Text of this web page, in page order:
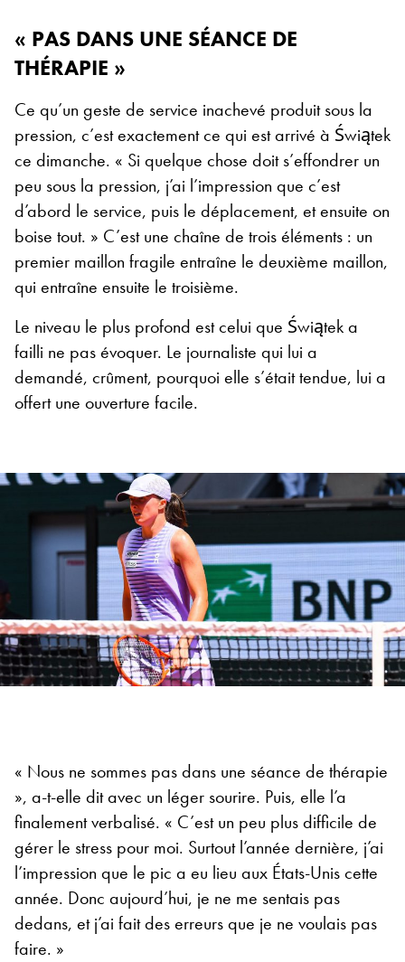
« PAS DANS UNE SÉANCE DE
THÉRAPIE »
Ce qu’un geste de service inachevé produit sous la
pression, c’est exactement ce qui est arrivé à Świątek
ce dimanche. « Si quelque chose doit s’effondrer un
peu sous la pression, j’ai l’impression que c’est
d’abord le service, puis le déplacement, et ensuite on
boise tout. » C’est une chaîne de trois éléments : un
premier maillon fragile entraîne le deuxième maillon,
qui entraîne ensuite le troisième.
Le niveau le plus profond est celui que Świątek a
failli ne pas évoquer. Le journaliste qui lui a
demandé, crûment, pourquoi elle s’était tendue, lui a
offert une ouverture facile.
« Nous ne sommes pas dans une séance de thérapie
», a-t-elle dit avec un léger sourire. Puis, elle l’a
finalement verbalisé. « C’est un peu plus difficile de
gérer le stress pour moi. Surtout l’année dernière, j’ai
l’impression que le pic a eu lieu aux États-Unis cette
année. Donc aujourd’hui, je ne me sentais pas
dedans, et j’ai fait des erreurs que je ne voulais pas
faire. »